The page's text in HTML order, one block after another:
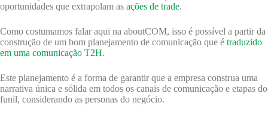
oportunidades que extrapolam as ações de trade.
Como costumamos falar aqui na aboutCOM, isso é possível a partir da
construção de um bom planejamento de comunicação que é traduzido
em uma comunicação T2H.
Este planejamento é a forma de garantir que a empresa construa uma
narrativa única e sólida em todos os canais de comunicação e etapas do
funil, considerando as personas do negócio.